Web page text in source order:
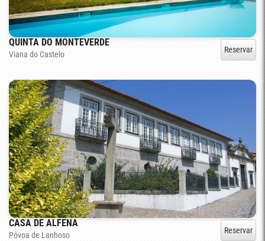
QUINTA DO MONTEVERDE
Viana do Castelo Reservar
CASA DE ALFENA
Póvoa de Lanhoso Reservar